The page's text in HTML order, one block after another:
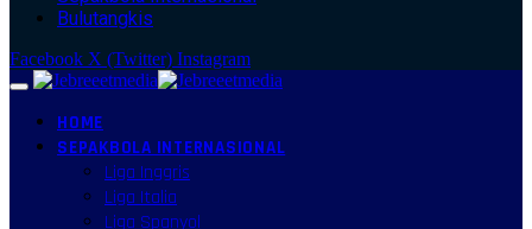
Bulutangkis
Facebook X (Twitter) Instagram
HOME
SEPAKBOLA INTERNASIONAL
Liga Inggris
Liga Italia
Liga Spanyol